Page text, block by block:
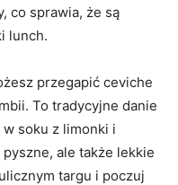
co sprawia, że są
​lunch.
przegapić ceviche
To tradycyjne danie
soku z‌ limonki i
ale także lekkie
targu i‍ poczuj